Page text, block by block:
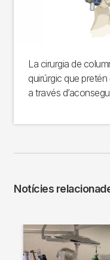
La cirurgia de
quirúrgic que
a través
Notícies